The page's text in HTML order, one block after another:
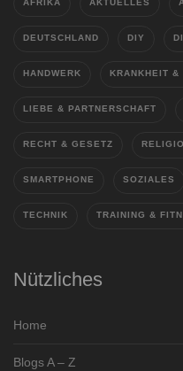
AFRIKA AKTUELLES
DEUTSCHLAND DIY
HANDWERK KRANKHEIT &
LIEBE & PARTNERSCHAFT
RECHT & GESETZ
SMARTPHONE SOZIALES
TECHNIK TRAINING &
Nützliches
Home
Blogs A – Z